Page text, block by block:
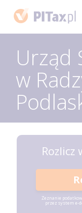
Urząd
w
Rozlicz
Zeznanie
przez system e-